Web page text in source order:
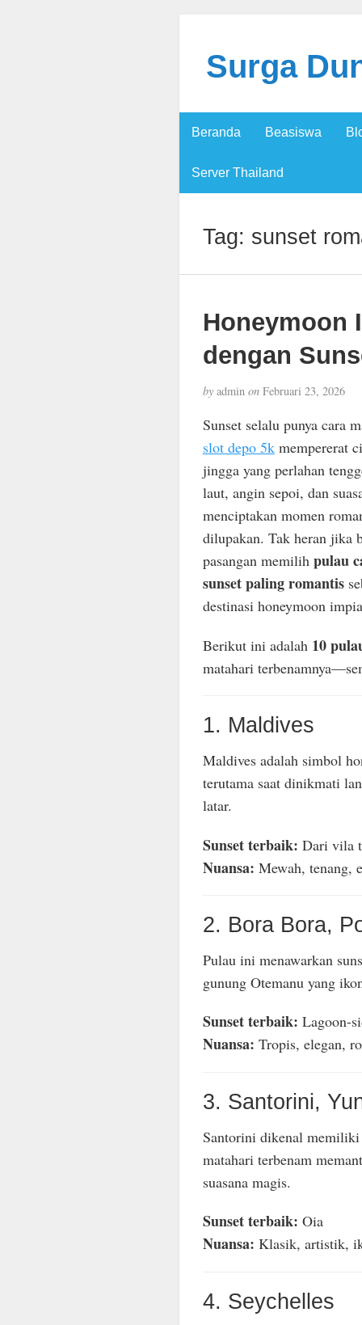
Surga
Beranda Beasiswa
Server Thailand
Tag: sunset
Honeymoon
dengan
byadmin onFebruari 23, 2026
Sunset selalu punya cara
slot depo 5kmempererat
jingga yang perlahan
laut, angin sepoi, dan
menciptakan momen
dilupakan. Tak heran jika
pasangan memilih pulau
sunset paling romantis
destinasi honeymoon
Berikut ini adalah 10
matahari
1. Maldives
Maldives adalah simbol
terutama saat dinikmati
latar.
Sunset terbaik: Dari vila
Nuansa: Mewah, tenang,
2. Bora Bora,
Pulau ini menawarkan
gunung Otemanu yang
Sunset terbaik: Lagoon-
Nuansa: Tropis, elegan,
3. Santorini,
Santorini dikenal memiliki
matahari terbenam
suasana magis.
Sunset terbaik: Oia
Nuansa: Klasik, artistik,
4. Seychelles